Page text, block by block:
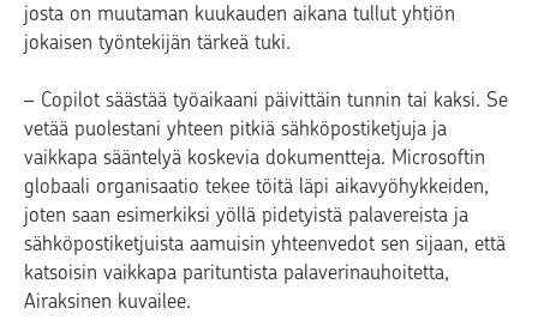
josta on muutaman kuukauden aikana tullut yhtiön
jokaisen työntekijän tärkeä tuki.
– Copilot säästää työaikaani päivittäin tunnin tai kaksi. Se
vetää puolestani yhteen pitkiä sähköpostiketjuja ja
vaikkapa sääntelyä koskevia dokumentteja. Microsoftin
globaali organisaatio tekee töitä läpi aikavyöhykkeiden,
joten saan esimerkiksi yöllä pidetyistä palavereista ja
sähköpostiketjuista aamuisin yhteenvedot sen sijaan, että
katsoisin vaikkapa parituntista palaverinauhoitetta,
Airaksinen kuvailee.